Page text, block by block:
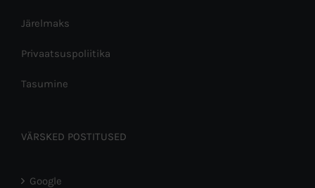
Järelmaks
Privaatsuspoliitika
Tasumine
VÄRSKED POSTITUSED
Google